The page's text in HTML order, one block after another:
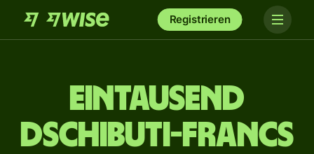
Registrieren
ein­tausend
Dschibuti-Francs